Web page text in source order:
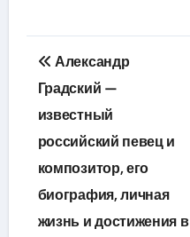
Навигация
по
записям
Александр
Градский —
известный
российский певец и
композитор, его
биография, личная
жизнь и достижения в